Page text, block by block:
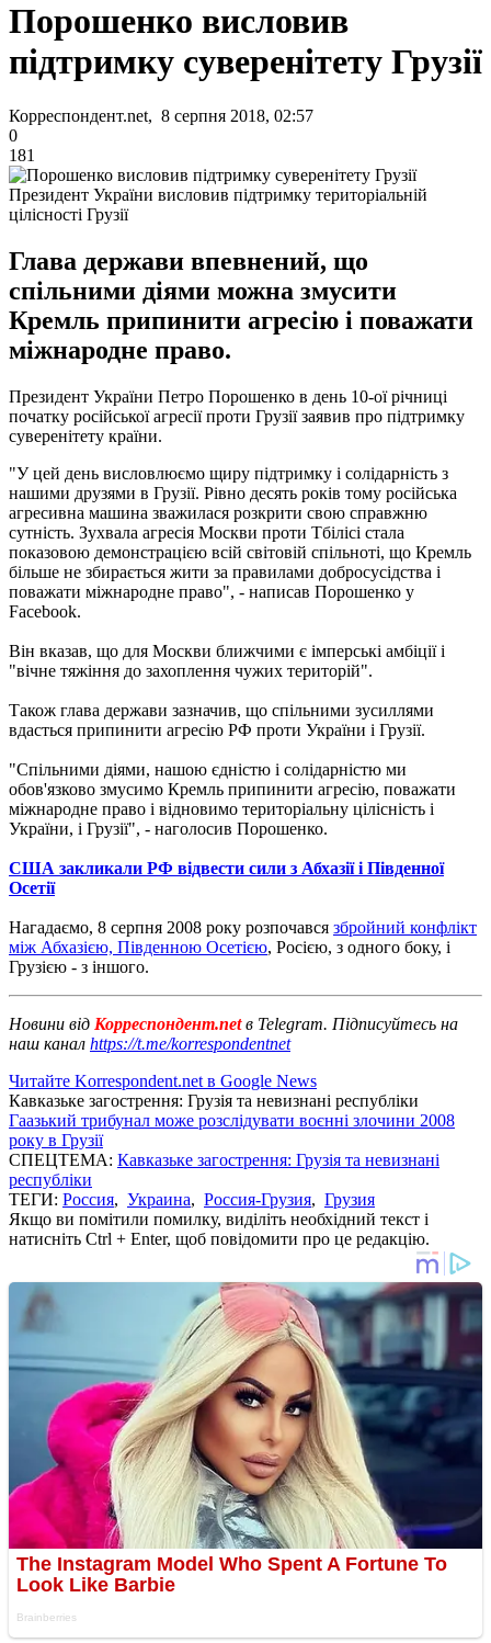
Порошенко висловив
підтримку суверенітету Грузії
Корреспондент.net, 8 серпня 2018, 02:57
0
181
Президент України висловив підтримку територіальній
цілісності Грузії
Глава держави впевнений, що
спільними діями можна змусити
Кремль припинити агресію і поважати
міжнародне право.
Президент України Петро Порошенко в день 10-ої річниці
початку російської агресії проти Грузії заявив про підтримку
суверенітету країни.
"У цей день висловлюємо щиру підтримку і солідарність з
нашими друзями в Грузії. Рівно десять років тому російська
агресивна машина зважилася розкрити свою справжню
сутність. Зухвала агресія Москви проти Тбілісі стала
показовою демонстрацією всій світовій спільноті, що Кремль
більше не збирається жити за правилами добросусідства і
поважати міжнародне право", - написав Порошенко у
Facebook.
Він вказав, що для Москви ближчими є імперські амбіції і
"вічне тяжіння до захоплення чужих територій".
Також глава держави зазначив, що спільними зусиллями
вдасться припинити агресію РФ проти України і Грузії.
"Спільними діями, нашою єдністю і солідарністю ми
обов'язково змусимо Кремль припинити агресію, поважати
міжнародне право і відновимо територіальну цілісність і
України, і Грузії", - наголосив Порошенко.
США закликали РФ відвести сили з Абхазії і Південної
Осетії
Нагадаємо, 8 серпня 2008 року розпочався збройний конфлікт
між Абхазією, Південною Осетією, Росією, з одного боку, і
Грузією - з іншого.
Новини від Корреспондент.netв Telegram. Підписуйтесь на
наш канал https://t.me/korrespondentnet
Читайте Korrespondent.net в Google News
Кавказьке загострення: Грузія та невизнані республіки
Гаазький трибунал може розслідувати воєнні злочини 2008
року в Грузії
СПЕЦТЕМА: Кавказьке загострення: Грузія та невизнані
республіки
ТЕГИ: Россия, Украина, Россия-Грузия, Грузия
Якщо ви помітили помилку, виділіть необхідний текст і
натисніть Ctrl + Enter, щоб повідомити про це редакцію.